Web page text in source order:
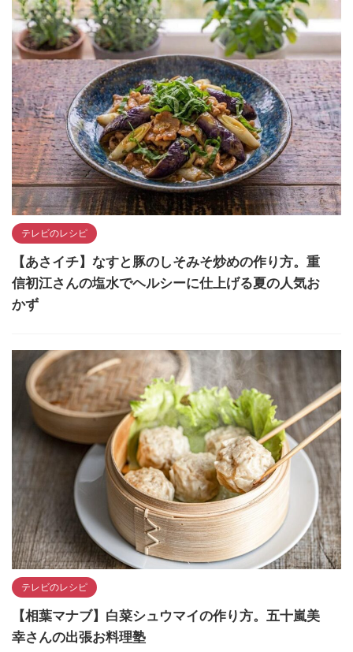
テレビのレシピ
【あさイチ】なすと豚のしそみそ炒めの作り方。重
信初江さんの塩水でヘルシーに仕上げる夏の人気お
かず
テレビのレシピ
【相葉マナブ】白菜シュウマイの作り方。五十嵐美
幸さんの出張お料理塾